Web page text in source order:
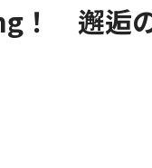
！ 邂逅